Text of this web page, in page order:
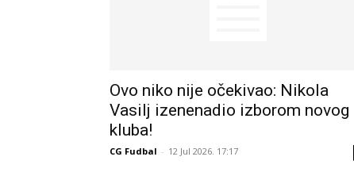
Ovo niko nije očekivao: Nikola
Vasilj izenenadio izborom novog
kluba!
CG Fudbal - 12 Jul 2026. 17:17